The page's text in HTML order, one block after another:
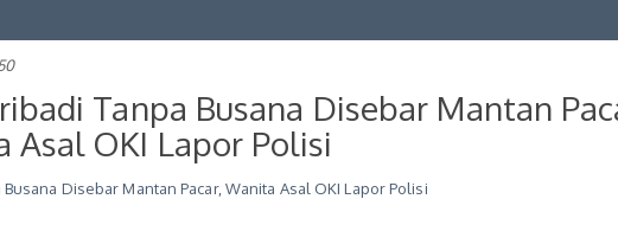
Tanpa Busana Disebar Mantan
Asal OKI Lapor Polisi